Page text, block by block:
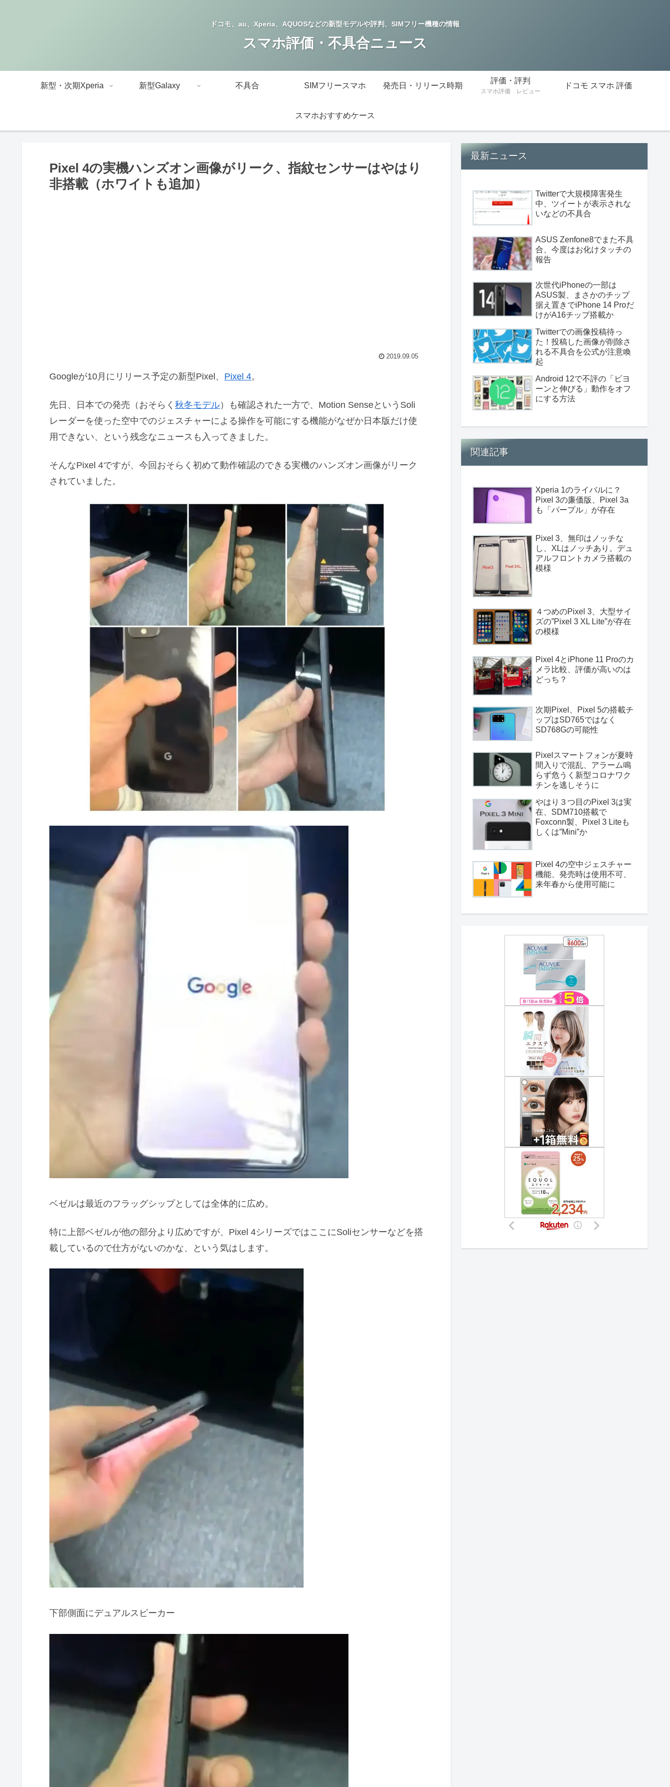
ドコモ、au、Xperia、AQUOSなどの新型モデルや評判、SIMフリー機種の情報
スマホ評価・不具合ニュース
新型・次期Xperia 新型Galaxy 不具合 SIMフリースマホ 発売日・リリース時期
評価・評判
スマホ評価 レビュー
ドコモ スマホ 評価
スマホおすすめケース
Pixel 4の実機ハンズオン画像がリーク、指紋センサーはやはり
非搭載（ホワイトも追加）
2019.09.05
Googleが10月にリリース予定の新型Pixel、 Pixel 4。
先日、日本での発売（おそらく 秋冬モデル）も確認された一方で、Motion SenseというSoli
レーダーを使った空中でのジェスチャーによる操作を可能にする機能がなぜか日本版だけ使
用できない、という残念なニュースも入ってきました。
そんなPixel 4ですが、今回おそらく初めて動作確認のできる実機のハンズオン画像がリーク
されていました。
ベゼルは最近のフラッグシップとしては全体的に広め。
特に上部ベゼルが他の部分より広めですが、Pixel 4シリーズではここにSoliセンサーなどを搭
載しているので仕方がないのかな、という気はします。
下部側面にデュアルスピーカー
最新ニュース
Twitterで大規模障害発生
中、ツイートが表示されな
いなどの不具合
ASUS Zenfone8でまた不具
合、今度はお化けタッチの
報告
次世代iPhoneの一部は
ASUS製、まさかのチップ
据え置きでiPhone 14 Proだ
けがA16チップ搭載か
Twitterでの画像投稿待っ
た！投稿した画像が削除さ
れる不具合を公式が注意喚
起
Android 12で不評の「ビヨ
ーンと伸びる」動作をオフ
にする方法
関連記事
Xperia 1のライバルに？
Pixel 3の廉価版、Pixel 3a
も「パープル」が存在
Pixel 3、無印はノッチな
し、XLはノッチあり。デュ
アルフロントカメラ搭載の
模様
４つめのPixel 3、大型サイ
ズの”Pixel 3 XL Lite”が存在
の模様
Pixel 4とiPhone 11 Proのカ
メラ比較、評価が高いのは
どっち？
次期Pixel、Pixel 5の搭載チ
ップはSD765ではなく
SD768Gの可能性
Pixelスマートフォンが夏時
間入りで混乱、アラーム鳴
らず危うく新型コロナワク
チンを逃しそうに
やはり３つ目のPixel 3は実
在、SDM710搭載で
Foxconn製、Pixel 3 Liteも
しくは”Mini”か
Pixel 4の空中ジェスチャー
機能、発売時は使用不可、
来年春から使用可能に